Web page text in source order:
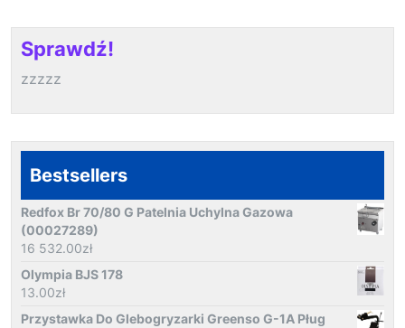
Sprawdź!
zzzzz
Bestsellers
Redfox Br 70/80 G Patelnia Uchylna Gazowa
(00027289)
16 532.00zł
Olympia BJS 178
13.00zł
Przystawka Do Glebogryzarki Greenso G-1A Pług